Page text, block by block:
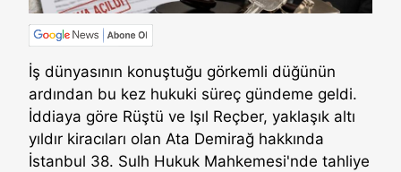
İş dünyasının konuştuğu görkemli düğünün
ardından bu kez hukuki süreç gündeme geldi.
İddiaya göre Rüştü ve Işıl Reçber, yaklaşık altı
yıldır kiracıları olan Ata Demirağ hakkında
İstanbul 38. Sulh Hukuk Mahkemesi'nde tahliye